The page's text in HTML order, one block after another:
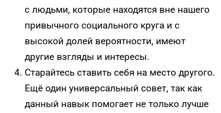
с людьми, которые находятся вне нашего
привычного социального круга и с
высокой долей вероятности, имеют
другие взгляды и интересы.
Старайтесь ставить себя на место другого.
Ещё один универсальный совет, так как
данный навык помогает не только лучше